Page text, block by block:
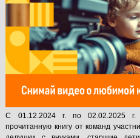
С 01.12.2024 г. по 02.02.2025 г.
прочитанную книгу от команд